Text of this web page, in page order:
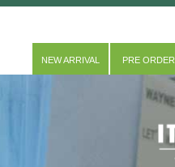
NEW ARRIVAL PRE ORDER